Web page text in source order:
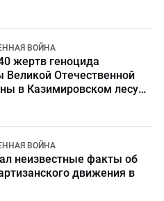
ВОЙНА
жертв геноцида
Великой Отечественной
в Казимировском лесу
ВОЙНА
неизвестные факты об
движения в